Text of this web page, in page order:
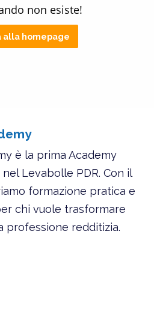
non esiste!
alla homepage
è la prima Academy
Levabolle PDR. Con il
formazione pratica e
chi vuole trasformare
professione redditizia.